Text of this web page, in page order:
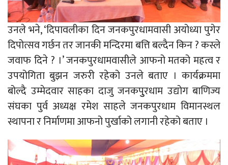
उनले भने, ‘दिपावलीका दिन जनकपुरधामवासी अयोध्या पुगेर
दिपोत्सव गर्छन तर जानकी मन्दिरमा बत्ति बल्दैन किन ? कस्ले
जवाफ दिने ? ।’ जनकपुरधामवासीले आफनो मतको महत्व र
उपयोगिता बुझन जरुरी रहेको उनले बताए । कार्यक्रममा
बोल्दै उम्मेदवार साहका दाजु जनकपुुरधाम उद्योग बाणिज्य
संघका पुर्व अध्यक्ष रमेश साहले जनकपुरधाम विमानस्थल
स्थापना र निर्माणमा आफनो पुर्खाको लगानी रहेको बताए ।